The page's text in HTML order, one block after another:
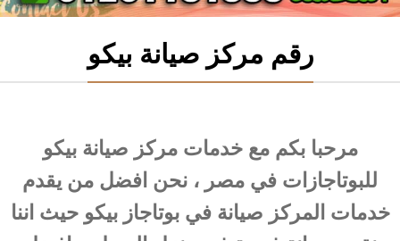
رقم مركز صيانة بيكو
مرحبا بكم مع خدمات مركز صيانة بيكو
للبوتاجازات في مصر ، نحن افضل من يقدم
خدمات المركز صيانة في بوتاجاز بيكو حيث اننا